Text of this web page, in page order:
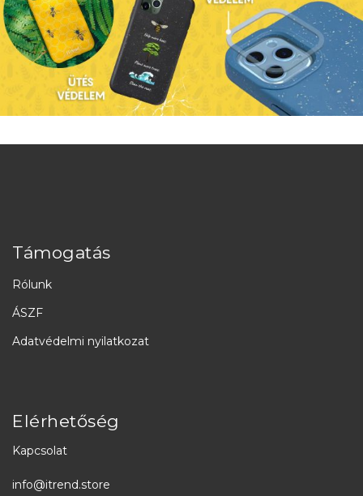
Támogatás
Rólunk
ÁSZF
Adatvédelmi nyilatkozat
Elérhetőség
Kapcsolat
info@itrend.store